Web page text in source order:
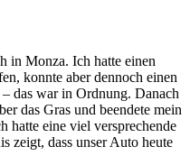
in Monza. Ich hatte einen
konnte aber dennoch einen
das war in Ordnung. Danach
das Gras und beendete mein
hatte eine viel versprechende
zeigt, dass unser Auto heute